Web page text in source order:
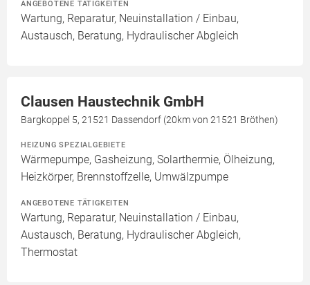
ANGEBOTENE TÄTIGKEITEN
Wartung, Reparatur, Neuinstallation / Einbau,
Austausch, Beratung, Hydraulischer Abgleich
Clausen Haustechnik GmbH
Bargkoppel 5, 21521 Dassendorf (20km von 21521 Bröthen)
HEIZUNG SPEZIALGEBIETE
Wärmepumpe, Gasheizung, Solarthermie, Ölheizung,
Heizkörper, Brennstoffzelle, Umwälzpumpe
ANGEBOTENE TÄTIGKEITEN
Wartung, Reparatur, Neuinstallation / Einbau,
Austausch, Beratung, Hydraulischer Abgleich,
Thermostat